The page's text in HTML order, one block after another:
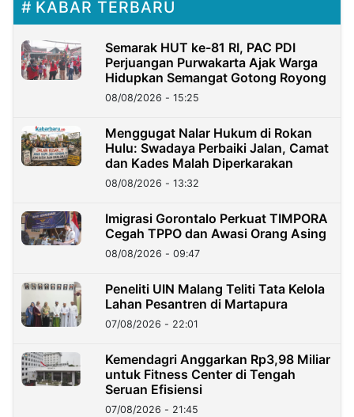
KABAR TERBARU
Semarak HUT ke-81 RI, PAC PDI
Perjuangan Purwakarta Ajak Warga
Hidupkan Semangat Gotong Royong
08/08/2026 - 15:25
Menggugat Nalar Hukum di Rokan
Hulu: Swadaya Perbaiki Jalan, Camat
dan Kades Malah Diperkarakan
08/08/2026 - 13:32
Imigrasi Gorontalo Perkuat TIMPORA
Cegah TPPO dan Awasi Orang Asing
08/08/2026 - 09:47
Peneliti UIN Malang Teliti Tata Kelola
Lahan Pesantren di Martapura
07/08/2026 - 22:01
Kemendagri Anggarkan Rp3,98 Miliar
untuk Fitness Center di Tengah
Seruan Efisiensi
07/08/2026 - 21:45